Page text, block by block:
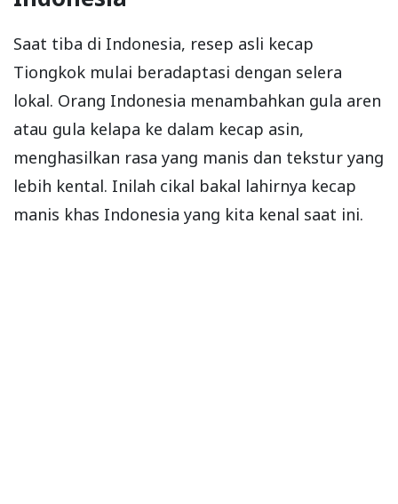
Saat tiba di Indonesia, resep asli kecap
Tiongkok mulai beradaptasi dengan selera
lokal. Orang Indonesia menambahkan gula aren
atau gula kelapa ke dalam kecap asin,
menghasilkan rasa yang manis dan tekstur yang
lebih kental. Inilah cikal bakal lahirnya kecap
manis khas Indonesia yang kita kenal saat ini.